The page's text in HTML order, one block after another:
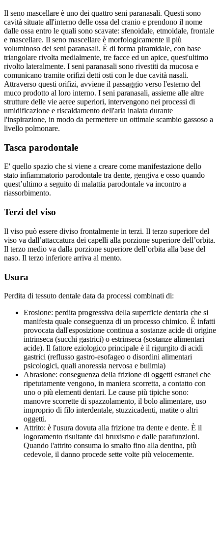
Il seno mascellare è uno dei quattro seni paranasali. Questi sono
cavità situate all'interno delle ossa del cranio e prendono il nome
dalle ossa entro le quali sono scavate: sfenoidale, etmoidale, frontale
e mascellare. Il seno mascellare è morfologicamente il più
voluminoso dei seni paranasali. È di forma piramidale, con base
triangolare rivolta medialmente, tre facce ed un apice, quest'ultimo
rivolto lateralmente. I seni paranasali sono rivestiti da mucosa e
comunicano tramite orifizi detti osti con le due cavità nasali.
Attraverso questi orifizi, avviene il passaggio verso l'esterno del
muco prodotto al loro interno. I seni paranasali, assieme alle altre
strutture delle vie aeree superiori, intervengono nei processi di
umidificazione e riscaldamento dell'aria inalata durante
l'inspirazione, in modo da permettere un ottimale scambio gassoso a
livello polmonare.
Tasca parodontale
E' quello spazio che si viene a creare come manifestazione dello
stato infiammatorio parodontale tra dente, gengiva e osso quando
quest’ultimo a seguito di malattia parodontale va incontro a
riassorbimento.
Terzi del viso
Il viso può essere diviso frontalmente in terzi. Il terzo superiore del
viso va dall’attaccatura dei capelli alla porzione superiore dell’orbita.
Il terzo medio va dalla porzione superiore dell’orbita alla base del
naso. Il terzo inferiore arriva al mento.
Usura
Perdita di tessuto dentale data da processi combinati di:
Erosione: perdita progressiva della superficie dentaria che si
manifesta quale conseguenza di un processo chimico. È infatti
provocata dall'esposizione continua a sostanze acide di origine
intrinseca (succhi gastrici) o estrinseca (sostanze alimentari
acide). Il fattore eziologico principale è il rigurgito di acidi
gastrici (reflusso gastro-esofageo o disordini alimentari
psicologici, quali anoressia nervosa e bulimia)
Abrasione: conseguenza della frizione di oggetti estranei che
ripetutamente vengono, in maniera scorretta, a contatto con
uno o più elementi dentari. Le cause più tipiche sono:
manovre scorrette di spazzolamento, il bolo alimentare, uso
improprio di filo interdentale, stuzzicadenti, matite o altri
oggetti.
Attrito: è l'usura dovuta alla frizione tra dente e dente. È il
logoramento risultante dal bruxismo e dalle parafunzioni.
Quando l'attrito consuma lo smalto fino alla dentina, più
cedevole, il danno procede sette volte più velocemente.